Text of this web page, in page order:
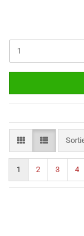
1 2 3 4